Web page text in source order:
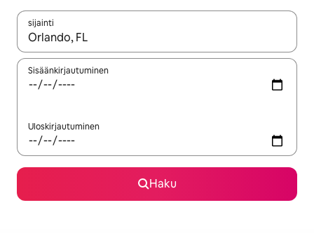
sijainti
Kun tulokset ovat saatavilla, navigoi ylös- ja alas-
Sisäänkirjautuminen
Uloskirjautuminen
Haku